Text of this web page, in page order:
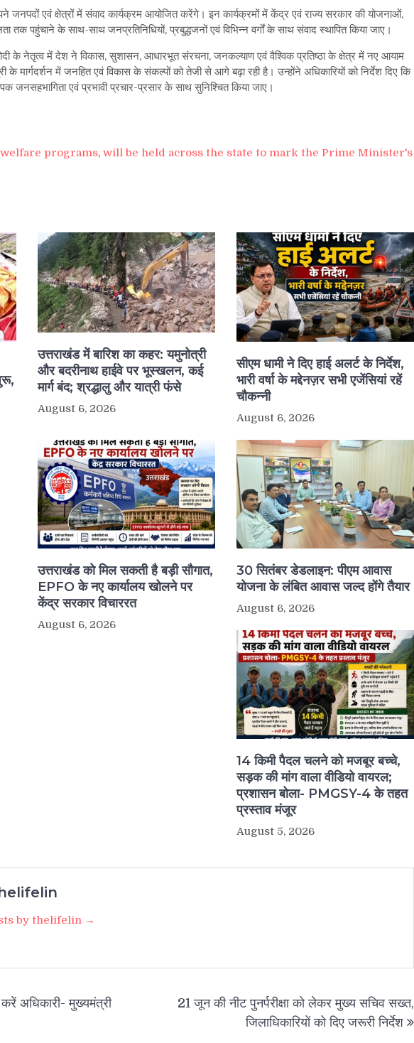
जनपदों एवं क्षेत्रों में संवाद कार्यक्रम आयोजित करेंगे। इन कार्यक्रमों में केंद्र एवं राज्य सरकार की योजनाओं,
तक पहुंचाने के साथ-साथ जनप्रतिनिधियों, प्रबुद्धजनों एवं विभिन्न वर्गों के साथ संवाद स्थापित किया जाए।
के नेतृत्व में देश ने विकास, सुशासन, आधारभूत संरचना, जनकल्याण एवं वैश्विक प्रतिष्ठा के क्षेत्र में नए आयाम
के मार्गदर्शन में जनहित एवं विकास के संकल्पों को तेजी से आगे बढ़ा रही है। उन्होंने अधिकारियों को निर्देश दिए कि
जनसहभागिता एवं प्रभावी प्रचार-प्रसार के साथ सुनिश्चित किया जाए।
programs, will be held across the state to mark the Prime Minister's
उत्तराखंड में बारिश का कहर: यमुनोत्री
और बदरीनाथ हाईवे पर भूस्खलन, कई
मार्ग बंद; श्रद्धालु और यात्री फंसे
August 6, 2026
सीएम धामी ने दिए हाई अलर्ट के निर्देश,
भारी वर्षा के मद्देनज़र सभी एजेंसियां रहें
चौकन्नी
August 6, 2026
उत्तराखंड को मिल सकती है बड़ी सौगात,
EPFO के नए कार्यालय खोलने पर
केंद्र सरकार विचाररत
August 6, 2026
30 सितंबर डेडलाइन: पीएम आवास
योजना के लंबित आवास जल्द होंगे तैयार
August 6, 2026
14 किमी पैदल चलने को मजबूर बच्चे,
सड़क की मांग वाला वीडियो वायरल;
प्रशासन बोला- PMGSY-4 के तहत
प्रस्ताव मंजूर
August 5, 2026
by thelifelin →
अधिकारी- मुख्यमंत्री
21 जून की नीट पुनर्परीक्षा को लेकर मुख्य सचिव सख्त,
जिलाधिकारियों को दिए जरूरी निर्देश